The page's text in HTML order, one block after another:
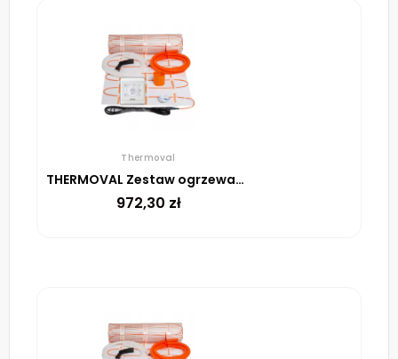
Thermoval
THERMOVAL Zestaw ogrzewania podłogowego – mata TV TO 7m² 170W/m² regulator TT 16 biały
972,30 zł